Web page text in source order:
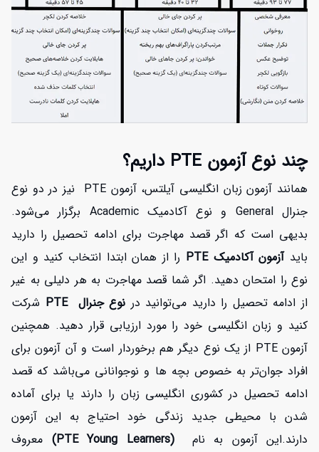
چند نوع آزمون PTE داریم؟
همانند آزمون زبان انگلیسی آیلتس، آزمون PTE نیز در دو نوع
جنرال General و نوع آکادمیک Academic برگزار می‌شود.
بدیهی است که اگر قصد مهاجرت برای ادامه تحصیل را دارید
بایدآزمون آکادمیک PTE
را از همان ابتدا انتخاب کنید و این
نوع را امتحان دهید. اگر شما قصد مهاجرت به هر دلیلی به غیر
از ادامه تحصیل را دارید می‌توانید در نوع جنرال PTE
شرکت
کنید و زبان انگلیسی خود را مورد ارزیابی قرار دهید. همچنین
آزمون PTE از یک نوع دیگر هم برخوردار است و آن آزمون برای
افراد جوان‌تر به خصوص بچه ها و نوجوانانی می‌باشد که قصد
ادامه تحصیل در کشوری انگلیسی زبان را دارند یا برای آماده
شدن با محیطی جدید زندگی خود احتیاج به این آزمون
دارند.این آزمون به نام(PTE Young Learners)
معروف